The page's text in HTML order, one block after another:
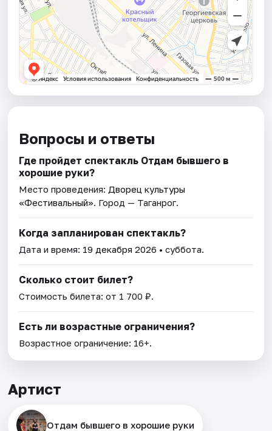
Вопросы и ответы
Где пройдет спектакль Отдам бывшего в
хорошие руки?
Место проведения: Дворец культуры
«Фестивальный». Город — Таганрог.
Когда запланирован спектакль?
Дата и время: 19 декабря 2026 • суббота.
Сколько стоит билет?
Стоимость билета: от 1 700 ₽.
Есть ли возрастные ограничения?
Возрастное ограничение: 16+.
Артист
Отдам бывшего в хорошие руки